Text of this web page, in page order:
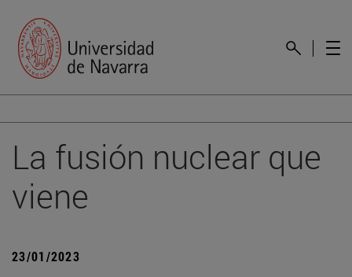
La fusión nuclear que
viene
23/01/2023